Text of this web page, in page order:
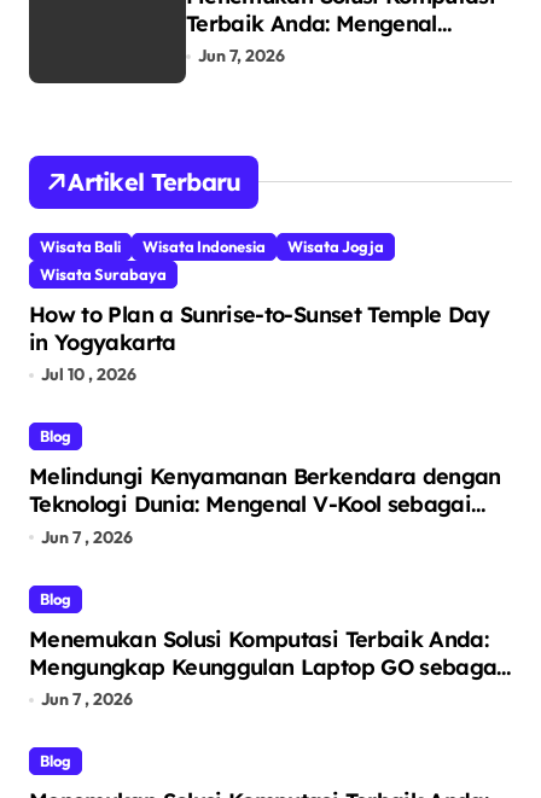
Terbaik Anda: Mengenal
RIMAS LAPTOP sebagai Pusat
Jun 7, 2026
Artikel Terbaru
Wisata Bali Wisata Indonesia
Wisata Jogja
Wisata Surabaya
How to Plan a Sunrise-to-Sunset Temple Day
in Yogyakarta
Jul 10 , 2026
Blog
Melindungi Kenyamanan Berkendara dengan
Teknologi Dunia: Mengenal V-Kool sebagai
Pelopor Kaca Film Otomotif Premium
Jun 7 , 2026
Blog
Menemukan Solusi Komputasi Terbaik Anda:
Mengungkap Keunggulan Laptop GO sebagai
Tempat Beli Laptop Terpercaya
Jun 7 , 2026
Blog